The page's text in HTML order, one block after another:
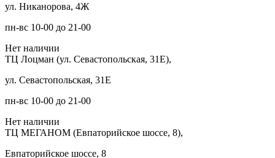
ул. Никанорова, 4Ж
пн-вс 10-00 до 21-00
Нет наличии
ТЦ Лоцман (ул. Севастопольская, 31Е),
ул. Севастопольская, 31Е
пн-вс 10-00 до 21-00
Нет наличии
ТЦ МЕГАНОМ (Евпаторийское шоссе, 8),
Евпаторийское шоссе, 8